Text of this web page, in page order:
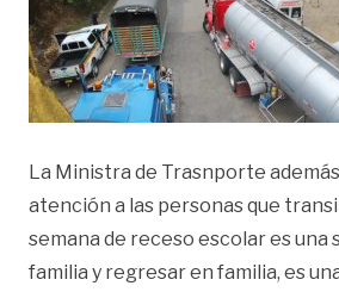
La Ministra de Trasnporte
atención a las personas que
semana de receso escolar es una
familia y regresar en familia, es